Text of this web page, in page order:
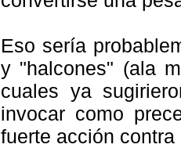
Eso sería
y "halcones" (ala
cuales ya
invocar como
fuerte acción